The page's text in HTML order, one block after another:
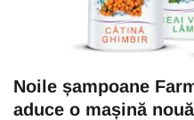
Noile șampoane
aduce o mașină